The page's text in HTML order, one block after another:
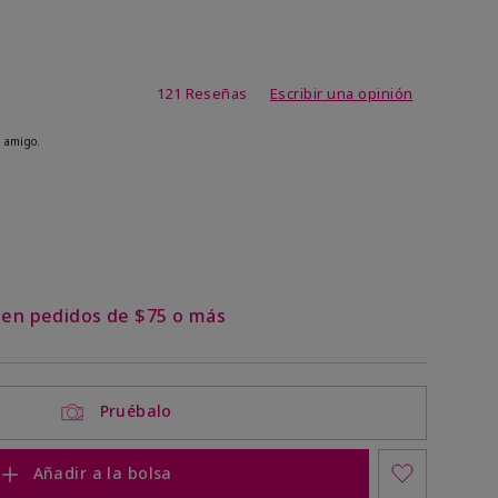
4,1 de 5
121 Reseñas Escribir una opinión
pedidos de $75 o más
Pruébalo
Añadir a la bolsa